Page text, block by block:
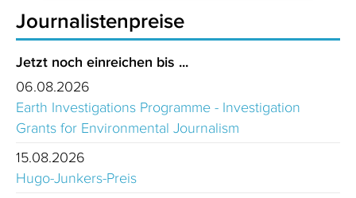
Journalistenpreise
Jetzt noch einreichen bis ...
06.08.2026
Earth Investigations Programme - Investigation
Grants for Environmental Journalism
15.08.2026
Hugo-Junkers-Preis